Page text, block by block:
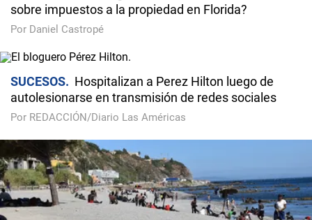
sobre impuestos a la propiedad en Florida?
Por Daniel Castropé
SUCESOS
Hospitalizan a Perez Hilton luego de
autolesionarse en transmisión de redes sociales
Por REDACCIÓN/Diario Las Américas